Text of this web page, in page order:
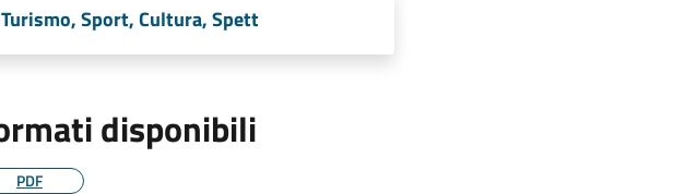
Turismo, Sport, Cultura, Spett
disponibili
PDF